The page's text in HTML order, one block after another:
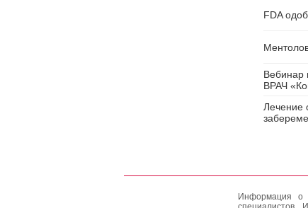
FDA
Вебинар
ВРАЧ
Лечение
Информация о